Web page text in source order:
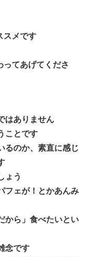
スメです
ってあげてくださ
はありません
ことです
るのか、素直に感じ
ょう
フェが！とかあんみ
から」食べたいとい
念です